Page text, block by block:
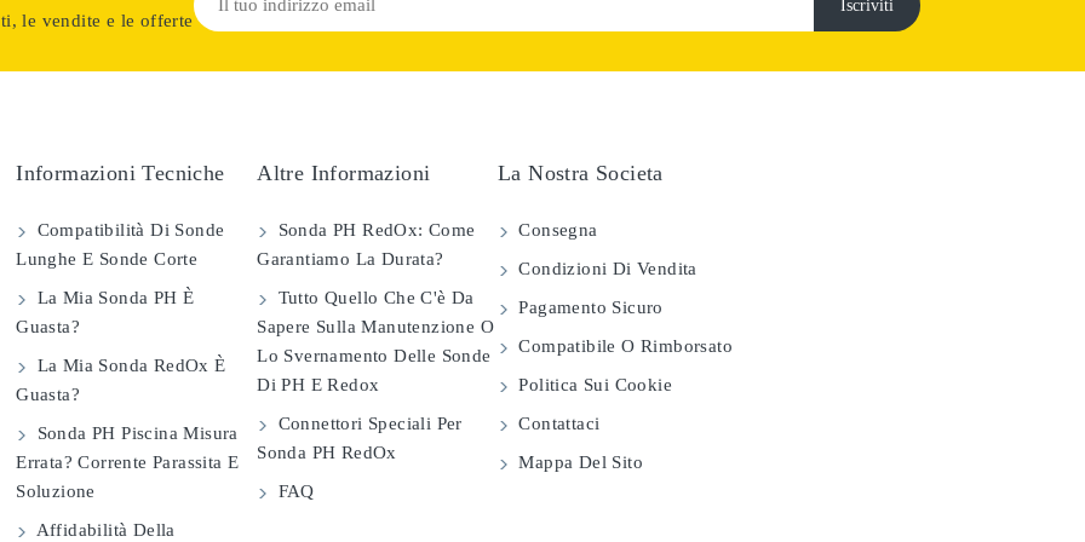
le vendite e le offerte
Informazioni Tecniche
Compatibilità Di Sonde
Lunghe E Sonde Corte
La Mia Sonda PH È
Guasta?
La Mia Sonda RedOx È
Guasta?
Sonda PH Piscina Misura
Errata? Corrente Parassita E
Soluzione
Affidabilità Della
Altre Informazioni
Sonda PH RedOx: Come
Garantiamo La Durata?
Tutto Quello Che C'è Da
Sapere Sulla Manutenzione O
Lo Svernamento Delle Sonde
Di PH E Redox
Connettori Speciali Per
Sonda PH RedOx
FAQ
La Nostra Societa
Consegna
Condizioni Di Vendita
Pagamento Sicuro
Compatibile O Rimborsato
Politica Sui Cookie
Contattaci
Mappa Del Sito